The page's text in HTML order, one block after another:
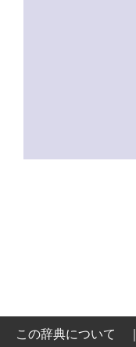
この辞典について